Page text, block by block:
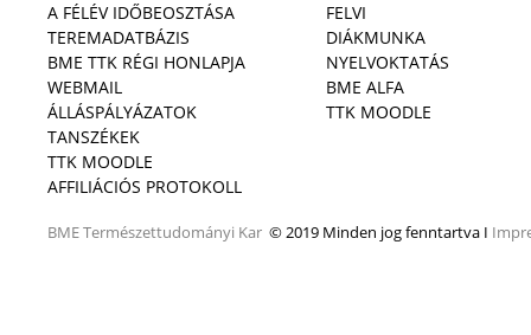
A FÉLÉV IDŐBEOSZTÁSA
TEREMADATBÁZIS
BME TTK RÉGI HONLAPJA
WEBMAIL
ÁLLÁSPÁLYÁZATOK
TANSZÉKEK
TTK MOODLE
AFFILIÁCIÓS PROTOKOLL
BMETermészettudományi Kar © 2019 Minden jog fenntartva I
FELVI
DIÁKMUNKA
NYELVOKTATÁS
BME ALFA
TTK MOODLE